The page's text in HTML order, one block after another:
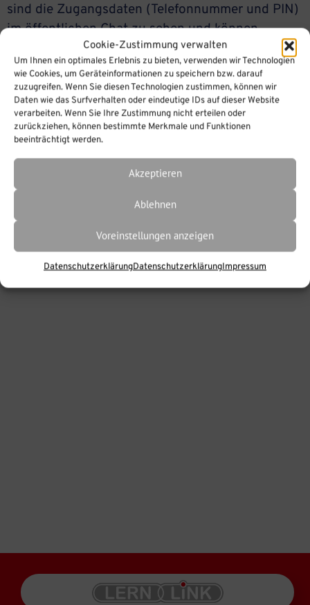
Cookie-Zustimmung verwalten
Um Ihnen ein optimales Erlebnis zu bieten, verwenden wir Technologien
wie Cookies, um Geräteinformationen zu speichern bzw. darauf
zuzugreifen. Wenn Sie diesen Technologien zustimmen, können wir
Daten wie das Surfverhalten oder eindeutige IDs auf dieser Website
verarbeiten. Wenn Sie Ihre Zustimmung nicht erteilen oder
zurückziehen, können bestimmte Merkmale und Funktionen
beeinträchtigt werden.
Akzeptieren
Ablehnen
Voreinstellungen anzeigen
DatenschutzerklärungDatenschutzerklärungImpressum
sind die Zugangsdaten (Telefonnummer und PIN)
im öffentlichen Chat zu sehen und können
mitgeteilt werden. Sie selbst können sich in das
Meeting einloggen und auf „Mit dem Telefon
teilnehmen“ klicken, um die Zugangsdaten zu
erhalten.